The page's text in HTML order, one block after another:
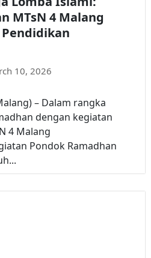
MTsN 4 Malang
10, 2026
– Dalam rangka
dengan kegiatan
4 Malang
Pondok Ramadhan